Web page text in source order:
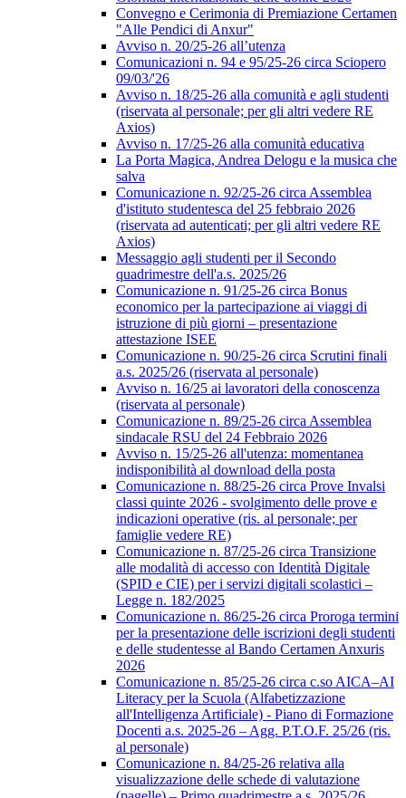
Convegno e Cerimonia di Premiazione Certamen
"Alle Pendici di Anxur"
Avviso n. 20/25-26 all’utenza
Comunicazioni n. 94 e 95/25-26 circa Sciopero
09/03/'26
Avviso n. 18/25-26 alla comunità e agli studenti
(riservata al personale; per gli altri vedere RE
Axios)
Avviso n. 17/25-26 alla comunità educativa
La Porta Magica, Andrea Delogu e la musica che
salva
Comunicazione n. 92/25-26 circa Assemblea
d'istituto studentesca del 25 febbraio 2026
(riservata ad autenticati; per gli altri vedere RE
Axios)
Messaggio agli studenti per il Secondo
quadrimestre dell'a.s. 2025/26
Comunicazione n. 91/25-26 circa Bonus
economico per la partecipazione ai viaggi di
istruzione di più giorni – presentazione
attestazione ISEE
Comunicazione n. 90/25-26 circa Scrutini finali
a.s. 2025/26 (riservata al personale)
Avviso n. 16/25 ai lavoratori della conoscenza
(riservata al personale)
Comunicazione n. 89/25-26 circa Assemblea
sindacale RSU del 24 Febbraio 2026
Avviso n. 15/25-26 all'utenza: momentanea
indisponibilità al download della posta
Comunicazione n. 88/25-26 circa Prove Invalsi
classi quinte 2026 - svolgimento delle prove e
indicazioni operative (ris. al personale; per
famiglie vedere RE)
Comunicazione n. 87/25-26 circa Transizione
alle modalità di accesso con Identità Digitale
(SPID e CIE) per i servizi digitali scolastici –
Legge n. 182/2025
Comunicazione n. 86/25-26 circa Proroga termini
per la presentazione delle iscrizioni degli studenti
e delle studentesse al Bando Certamen Anxuris
2026
Comunicazione n. 85/25-26 circa c.so AICA–AI
Literacy per la Scuola (Alfabetizzazione
all'Intelligenza Artificiale) - Piano di Formazione
Docenti a.s. 2025-26 – Agg. P.T.O.F. 25/26 (ris.
al personale)
Comunicazione n. 84/25-26 relativa alla
visualizzazione delle schede di valutazione